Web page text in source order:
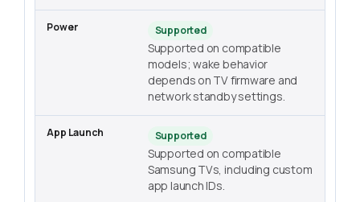
Supported
Supported on compatible
models; wake behavior
depends on TV firmware and
network standby settings.
Supported
Supported on compatible
Samsung TVs, including custom
app launch IDs.